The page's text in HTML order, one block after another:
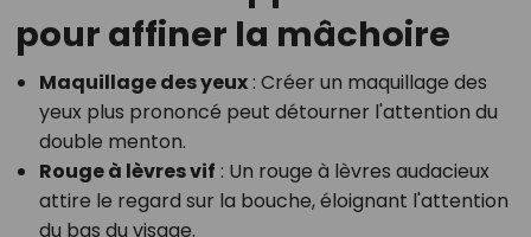
pour affiner la mâchoire
Maquillage des yeux: Créer un maquillage des
yeux plus prononcé peut détourner l'attention du
double menton.
Rouge à lèvres vif : Un rouge à lèvres audacieux
attire le regard sur la bouche, éloignant l'attention
du bas du visage.